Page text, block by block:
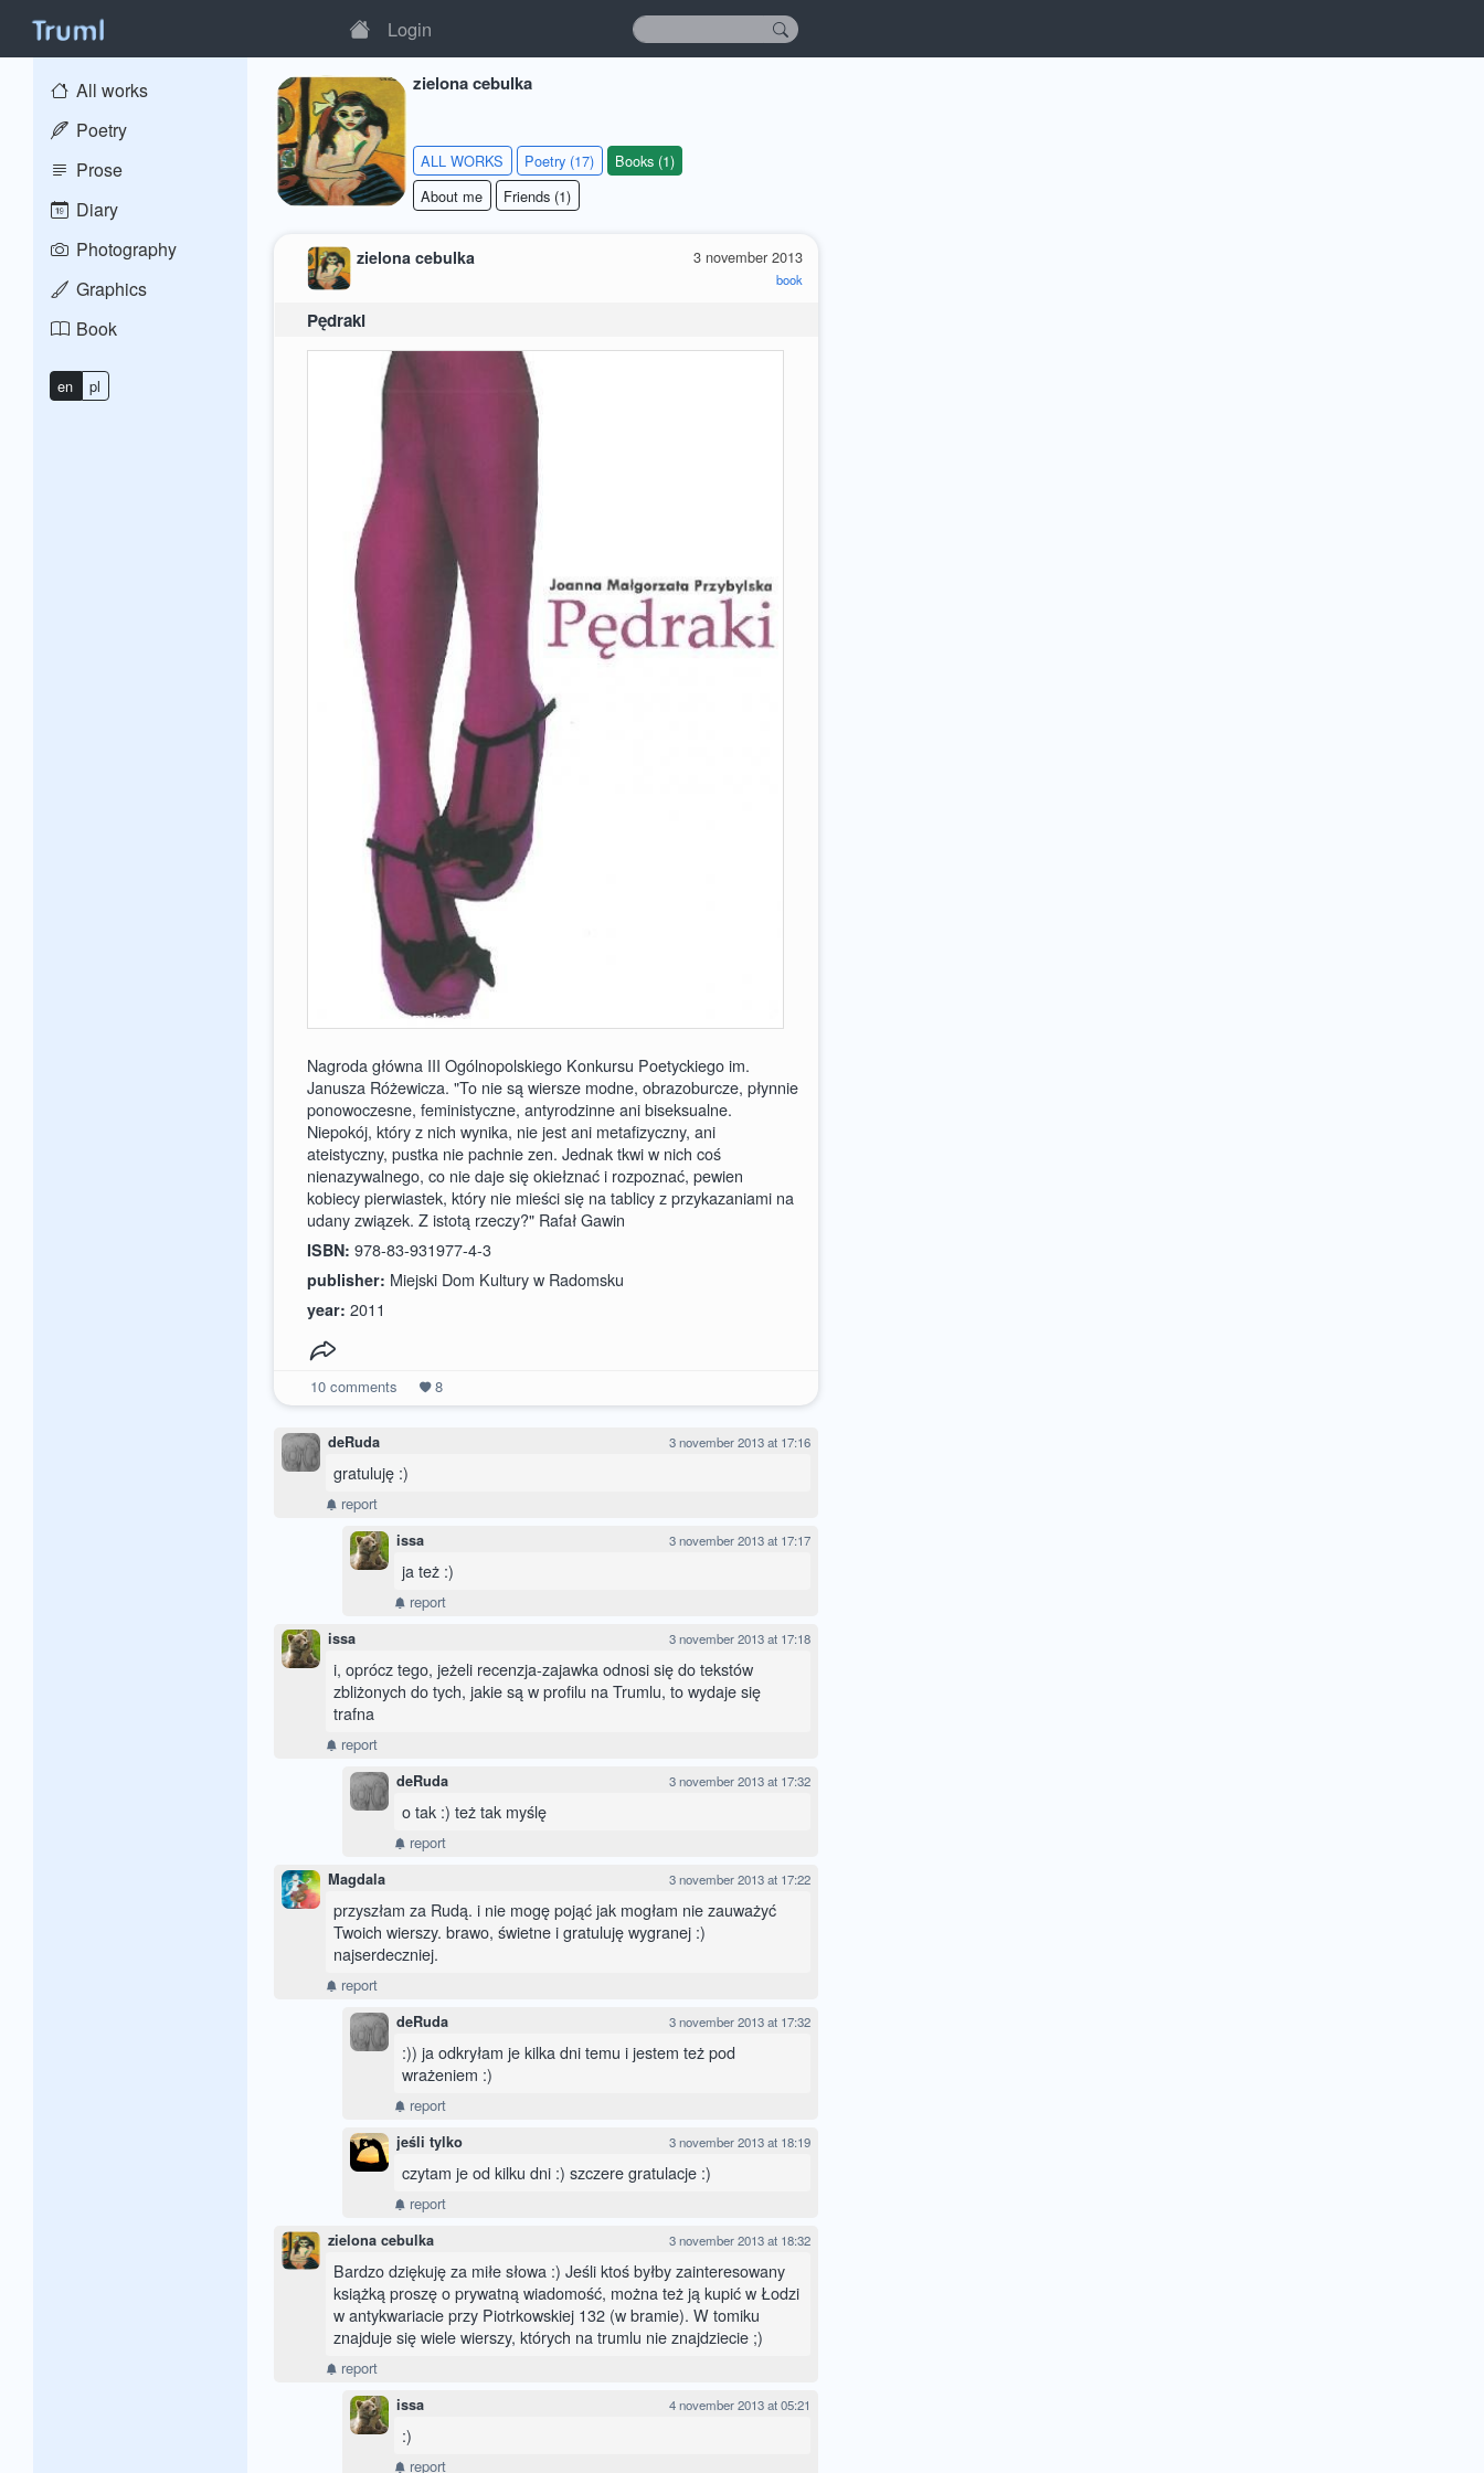
Login
All works
Poetry
Prose
Diary
Photography
Graphics
Book
en pl
zielona cebulka
ALL WORKS Poetry (17)
Books (1)
About me
Friends (1)
3 november 2013
book
zielona cebulka
Pędraki
Nagroda główna III Ogólnopolskiego Konkursu Poetyckiego im.
Janusza Różewicza. "To nie są wiersze modne, obrazoburcze, płynnie
ponowoczesne, feministyczne, antyrodzinne ani biseksualne.
Niepokój, który z nich wynika, nie jest ani metafizyczny, ani
ateistyczny, pustka nie pachnie zen. Jednak tkwi w nich coś
nienazywalnego, co nie daje się okiełznać i rozpoznać, pewien
kobiecy pierwiastek, który nie mieści się na tablicy z przykazaniami na
udany związek. Z istotą rzeczy?" Rafał Gawin
ISBN: 978-83-931977-4-3
publisher: Miejski Dom Kultury w Radomsku
year: 2011
10comments 8
deRuda 3 november 2013 at 17:16
gratuluję :)
report
issa 3 november 2013 at 17:17
ja też :)
report
issa 3 november 2013 at 17:18
i, oprócz tego, jeżeli recenzja-zajawka odnosi się do tekstów
zbliżonych do tych, jakie są w profilu na Trumlu, to wydaje się
trafna
report
deRuda 3 november 2013 at 17:32
o tak :) też tak myślę
report
Magdala 3 november 2013 at 17:22
przyszłam za Rudą. i nie mogę pojąć jak mogłam nie zauważyć
Twoich wierszy. brawo, świetne i gratuluję wygranej :)
najserdeczniej.
report
deRuda 3 november 2013 at 17:32
:)) ja odkryłam je kilka dni temu i jestem też pod
wrażeniem :)
report
jeśli tylko 3 november 2013 at 18:19
czytam je od kilku dni :) szczere gratulacje :)
report
zielona cebulka 3 november 2013 at 18:32
Bardzo dziękuję za miłe słowa :) Jeśli ktoś byłby zainteresowany
książką proszę o prywatną wiadomość, można też ją kupić w Łodzi
w antykwariacie przy Piotrkowskiej 132 (w bramie). W tomiku
znajduje się wiele wierszy, których na trumlu nie znajdziecie ;)
report
issa 4 november 2013 at 05:21
:)
report